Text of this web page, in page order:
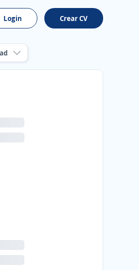
Login Crear CV